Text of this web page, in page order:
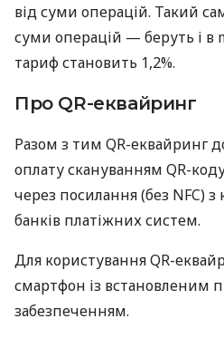
від суми операцій. Такий
суми операцій — беруть і в
тариф становить 1,2%.
Про QR-еквайринг
Разом з тим QR-еквайринг
оплату скануванням QR-
через посилання (без NFC) з
банків платіжних систем.
Для користування QR-
смартфон із встановленим
забезпеченням.